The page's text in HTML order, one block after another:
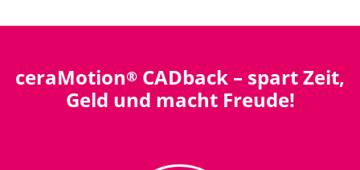
ceraMotion® CADback – spart Zeit,
Geld und macht Freude!